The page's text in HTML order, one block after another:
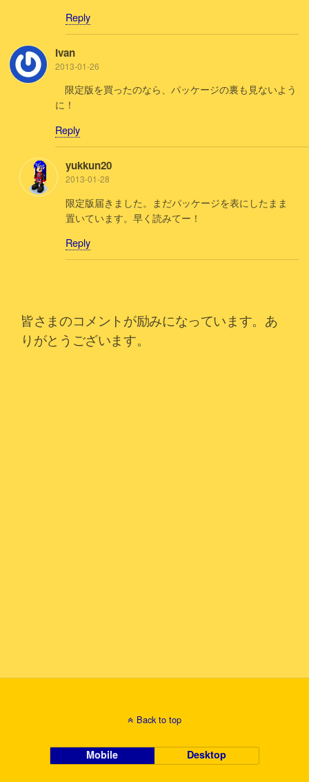
Reply
Ivan
2013-01-26
限定版を買ったのなら、パッケージの裏も見ないよう
に！
Reply
yukkun20
2013-01-28
限定版届きました。まだパッケージを表にしたまま
置いています。早く読みてー！
Reply
皆さまのコメントが励みになっています。あ
りがとうございます。
Back to top
Mobile Desktop